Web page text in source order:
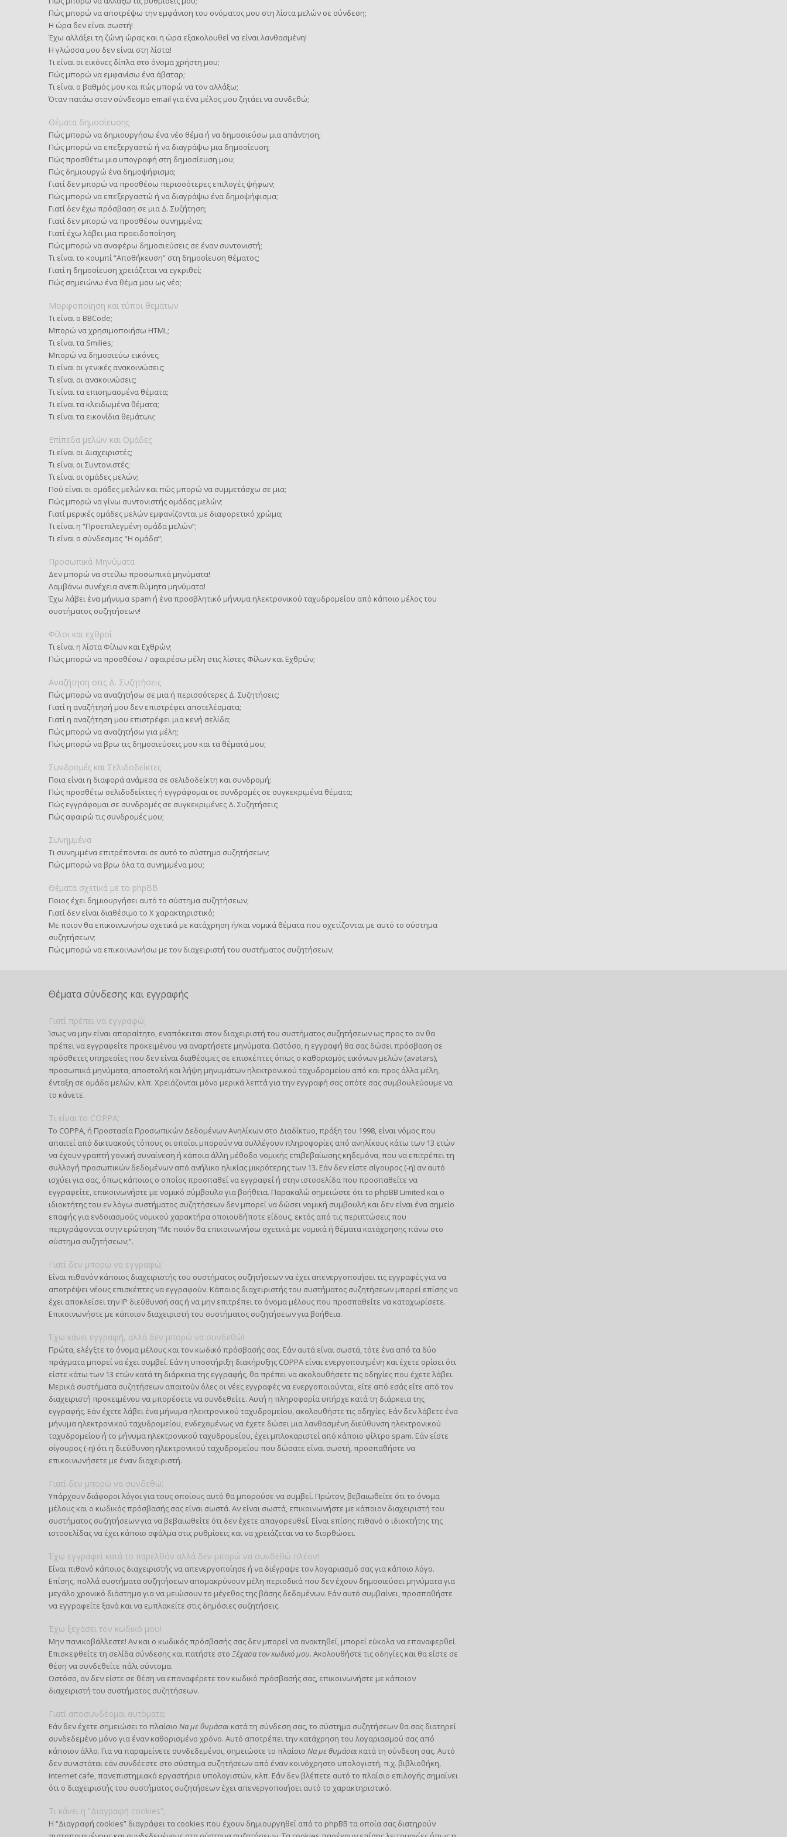
Πώς μπορώ να αποτρέψω την εμφάνιση του ονόματος μου στη λίστα μελών σε σύνδεση;
Η ώρα δεν είναι σωστή!
Έχω αλλάξει τη ζώνη ώρας και η ώρα εξακολουθεί να είναι λανθασμένη!
Η γλώσσα μου δεν είναι στη λίστα!
Τι είναι οι εικόνες δίπλα στο όνομα χρήστη μου;
Πώς μπορώ να εμφανίσω ένα άβαταρ;
Τι είναι ο βαθμός μου και πώς μπορώ να τον αλλάξω;
Όταν πατάω στον σύνδεσμο email για ένα μέλος μου ζητάει να συνδεθώ;
Θέματα δημοσίευσης
Πώς μπορώ να δημιουργήσω ένα νέο θέμα ή να δημοσιεύσω μια απάντηση;
Πώς μπορώ να επεξεργαστώ ή να διαγράψω μια δημοσίευση;
Πώς προσθέτω μια υπογραφή στη δημοσίευση μου;
Πώς δημιουργώ ένα δημοψήφισμα;
Γιατί δεν μπορώ να προσθέσω περισσότερες επιλογές ψήφων;
Πώς μπορώ να επεξεργαστώ ή να διαγράψω ένα δημοψήφισμα;
Γιατί δεν έχω πρόσβαση σε μια Δ. Συζήτηση;
Γιατί δεν μπορώ να προσθέσω συνημμένα;
Γιατί έχω λάβει μια προειδοποίηση;
Πώς μπορώ να αναφέρω δημοσιεύσεις σε έναν συντονιστή;
Τι είναι το κουμπί “Αποθήκευση” στη δημοσίευση θέματος;
Γιατί η δημοσίευση χρειάζεται να εγκριθεί;
Πώς σημειώνω ένα θέμα μου ως νέο;
Μορφοποίηση και τύποι θεμάτων
Τι είναι ο BBCode;
Μπορώ να χρησιμοποιήσω HTML;
Τι είναι τα Smilies;
Μπορώ να δημοσιεύω εικόνες;
Τι είναι οι γενικές ανακοινώσεις;
Τι είναι οι ανακοινώσεις;
Τι είναι τα επισημασμένα θέματα;
Τι είναι τα κλειδωμένα θέματα;
Τι είναι τα εικονίδια θεμάτων;
Επίπεδα μελών και Ομάδες
Τι είναι οι Διαχειριστές;
Τι είναι οι Συντονιστές;
Τι είναι οι ομάδες μελών;
Πού είναι οι ομάδες μελών και πώς μπορώ να συμμετάσχω σε μια;
Πώς μπορώ να γίνω συντονιστής ομάδας μελών;
Γιατί μερικές ομάδες μελών εμφανίζονται με διαφορετικό χρώμα;
Τι είναι η “Προεπιλεγμένη ομάδα μελών”;
Τι είναι ο σύνδεσμος "Η ομάδα”;
Προσωπικά Μηνύματα
Δεν μπορώ να στείλω προσωπικά μηνύματα!
Λαμβάνω συνέχεια ανεπιθύμητα μηνύματα!
Έχω λάβει ένα μήνυμα spam ή ένα προσβλητικό μήνυμα ηλεκτρονικού ταχυδρομείου από κάποιο μέλος του
συστήματος συζητήσεων!
Φίλοι και εχθροί
Τι είναι η λίστα Φίλων και Εχθρών;
Πώς μπορώ να προσθέσω / αφαιρέσω μέλη στις λίστες Φίλων και Εχθρών;
Αναζήτηση στις Δ. Συζητήσεις
Πώς μπορώ να αναζητήσω σε μια ή περισσότερες Δ. Συζητήσεις;
Γιατί η αναζήτησή μου δεν επιστρέφει αποτελέσματα;
Γιατί η αναζήτηση μου επιστρέφει μια κενή σελίδα;
Πώς μπορώ να αναζητήσω για μέλη;
Πώς μπορώ να βρω τις δημοσιεύσεις μου και τα θέματά μου;
Συνδρομές και Σελιδοδείκτες
Ποια είναι η διαφορά ανάμεσα σε σελιδοδείκτη και συνδρομή;
Πώς προσθέτω σελιδοδείκτες ή εγγράφομαι σε συνδρομές σε συγκεκριμένα θέματα;
Πώς εγγράφομαι σε συνδρομές σε συγκεκριμένες Δ. Συζητήσεις;
Πώς αφαιρώ τις συνδρομές μου;
Συνημμένα
Τι συνημμένα επιτρέπονται σε αυτό το σύστημα συζητήσεων;
Πώς μπορώ να βρω όλα τα συνημμένα μου;
Θέματα σχετικά με το phpBB
Ποιος έχει δημιουργήσει αυτό το σύστημα συζητήσεων;
Γιατί δεν είναι διαθέσιμο το Χ χαρακτηριστικό;
Με ποιον θα επικοινωνήσω σχετικά με κατάχρηση ή/και νομικά θέματα που σχετίζονται με αυτό το σύστημα
συζητήσεων;
Πώς μπορώ να επικοινωνήσω με τον διαχειριστή του συστήματος συζητήσεων;
Θέματα σύνδεσης και εγγραφής
Γιατί πρέπει να εγγραφώ;
Ίσως να μην είναι απαραίτητο, εναπόκειται στον διαχειριστή του συστήματος συζητήσεων ως προς το αν θα
πρέπει να εγγραφείτε προκειμένου να αναρτήσετε μηνύματα. Ωστόσο, η εγγραφή θα σας δώσει πρόσβαση σε
πρόσθετες υπηρεσίες που δεν είναι διαθέσιμες σε επισκέπτες όπως ο καθορισμός εικόνων μελών (avatars),
προσωπικά μηνύματα, αποστολή και λήψη μηνυμάτων ηλεκτρονικού ταχυδρομείου από και προς άλλα μέλη,
ένταξη σε ομάδα μελών, κλπ. Χρειάζονται μόνο μερικά λεπτά για την εγγραφή σας οπότε σας συμβουλεύουμε να
το κάνετε.
Τι είναι το COPPA;
Το COPPA, ή Προστασία Προσωπικών Δεδομένων Ανηλίκων στο Διαδίκτυο, πράξη του 1998, είναι νόμος που
απαιτεί από δικτυακούς τόπους οι οποίοι μπορούν να συλλέγουν πληροφορίες από ανηλίκους κάτω των 13 ετών
να έχουν γραπτή γονική συναίνεση ή κάποια άλλη μέθοδο νομικής επιβεβαίωσης κηδεμόνα, που να επιτρέπει τη
συλλογή προσωπικών δεδομένων από ανήλικο ηλικίας μικρότερης των 13. Εάν δεν είστε σίγουρος (-η) αν αυτό
ισχύει για σας, όπως κάποιος ο οποίος προσπαθεί να εγγραφεί ή στην ιστοσελίδα που προσπαθείτε να
εγγραφείτε, επικοινωνήστε με νομικό σύμβουλο για βοήθεια. Παρακαλώ σημειώστε ότι το phpBB Limited και ο
ιδιοκτήτης του εν λόγω συστήματος συζητήσεων δεν μπορεί να δώσει νομική συμβουλή και δεν είναι ένα σημείο
επαφής για ενδοιασμούς νομικού χαρακτήρα οποιουδήποτε είδους, εκτός από τις περιπτώσεις που
περιγράφονται στην ερώτηση “Με ποιόν θα επικοινωνήσω σχετικά με νομικά ή θέματα κατάχρησης πάνω στο
σύστημα συζητήσεων;”.
Γιατί δεν μπορώ να εγγραφώ;
Είναι πιθανόν κάποιος διαχειριστής του συστήματος συζητήσεων να έχει απενεργοποιήσει τις εγγραφές για να
αποτρέψει νέους επισκέπτες να εγγραφούν. Κάποιος διαχειριστής του συστήματος συζητήσεων μπορεί επίσης να
έχει αποκλείσει την IP διεύθυνσή σας ή να μην επιτρέπει το όνομα μέλους που προσπαθείτε να καταχωρίσετε.
Επικοινωνήστε με κάποιον διαχειριστή του συστήματος συζητήσεων για βοήθεια.
Έχω κάνει εγγραφή, αλλά δεν μπορώ να συνδεθώ!
Πρώτα, ελέγξτε το όνομα μέλους και τον κωδικό πρόσβασής σας. Εάν αυτά είναι σωστά, τότε ένα από τα δύο
πράγματα μπορεί να έχει συμβεί. Εάν η υποστήριξη διακήρυξης COPPA είναι ενεργοποιημένη και έχετε ορίσει ότι
είστε κάτω των 13 ετών κατά τη διάρκεια της εγγραφής, θα πρέπει να ακολουθήσετε τις οδηγίες που έχετε λάβει.
Μερικά συστήματα συζητήσεων απαιτούν όλες οι νέες εγγραφές να ενεργοποιούνται, είτε από εσάς είτε από τον
διαχειριστή προκειμένου να μπορέσετε να συνδεθείτε. Αυτή η πληροφορία υπήρχε κατά τη διάρκεια της
εγγραφής. Εάν έχετε λάβει ένα μήνυμα ηλεκτρονικού ταχυδρομείου, ακολουθήστε τις οδηγίες. Εάν δεν λάβετε ένα
μήνυμα ηλεκτρονικού ταχυδρομείου, ενδεχομένως να έχετε δώσει μια λανθασμένη διεύθυνση ηλεκτρονικού
ταχυδρομείου ή το μήνυμα ηλεκτρονικού ταχυδρομείου, έχει μπλοκαριστεί από κάποιο φίλτρο spam. Εάν είστε
σίγουρος (-η) ότι η διεύθυνση ηλεκτρονικού ταχυδρομείου που δώσατε είναι σωστή, προσπαθήστε να
επικοινωνήσετε με έναν διαχειριστή.
Γιατί δεν μπορώ να συνδεθώ;
Υπάρχουν διάφοροι λόγοι για τους οποίους αυτό θα μπορούσε να συμβεί. Πρώτον, βεβαιωθείτε ότι το όνομα
μέλους και ο κωδικός πρόσβασής σας είναι σωστά. Αν είναι σωστά, επικοινωνήστε με κάποιον διαχειριστή του
συστήματος συζητήσεων για να βεβαιωθείτε ότι δεν έχετε απαγορευθεί. Είναι επίσης πιθανό ο ιδιοκτήτης της
ιστοσελίδας να έχει κάποιο σφάλμα στις ρυθμίσεις και να χρειάζεται να το διορθώσει.
Έχω εγγραφεί κατά το παρελθόν αλλά δεν μπορώ να συνδεθώ πλέον!
Είναι πιθανό κάποιος διαχειριστής να απενεργοποίησε ή να διέγραψε τον λογαριασμό σας για κάποιο λόγο.
Επίσης, πολλά συστήματα συζητήσεων απομακρύνουν μέλη περιοδικά που δεν έχουν δημοσιεύσει μηνύματα για
μεγάλο χρονικό διάστημα για να μειώσουν το μέγεθος της βάσης δεδομένων. Εάν αυτό συμβαίνει, προσπαθήστε
να εγγραφείτε ξανά και να εμπλακείτε στις δημόσιες συζητήσεις.
Έχω ξεχάσει τον κωδικό μου!
Μην πανικοβάλλεστε! Αν και ο κωδικός πρόσβασής σας δεν μπορεί να ανακτηθεί, μπορεί εύκολα να επαναφερθεί.
Επισκεφθείτε τη σελίδα σύνδεσης και πατήστε στο Ξέχασα τον κωδικό μου. Ακολουθήστε τις οδηγίες και θα είστε σε
θέση να συνδεθείτε πάλι σύντομα.
Ωστόσο, αν δεν είστε σε θέση να επαναφέρετε τον κωδικό πρόσβασής σας, επικοινωνήστε με κάποιον
διαχειριστή του συστήματος συζητήσεων.
Γιατί αποσυνδέομαι αυτόματα;
Εάν δεν έχετε σημειώσει το πλαίσιο Να με θυμάσαικατά τη σύνδεση σας, το σύστημα συζητήσεων θα σας διατηρεί
συνδεδεμένο μόνο για έναν καθορισμένο χρόνο. Αυτό αποτρέπει την κατάχρηση του λογαριασμού σας από
κάποιον άλλο. Για να παραμείνετε συνδεδεμένοι, σημειώστε το πλαίσιο Να με θυμάσαικατά τη σύνδεση σας. Αυτό
δεν συνιστάται εάν συνδέεστε στο σύστημα συζητήσεων από έναν κοινόχρηστο υπολογιστή, π.χ. βιβλιοθήκη,
internet cafe, πανεπιστημιακό εργαστήριο υπολογιστών, κλπ. Εάν δεν βλέπετε αυτό το πλαίσιο επιλογής σημαίνει
ότι ο διαχειριστής του συστήματος συζητήσεων έχει απενεργοποιήσει αυτό το χαρακτηριστικό.
Τι κάνει η “Διαγραφή cookies”;
Η “Διαγραφή cookies” διαγράφει τα cookies που έχουν δημιουργηθεί από το phpBB τα οποία σας διατηρούν